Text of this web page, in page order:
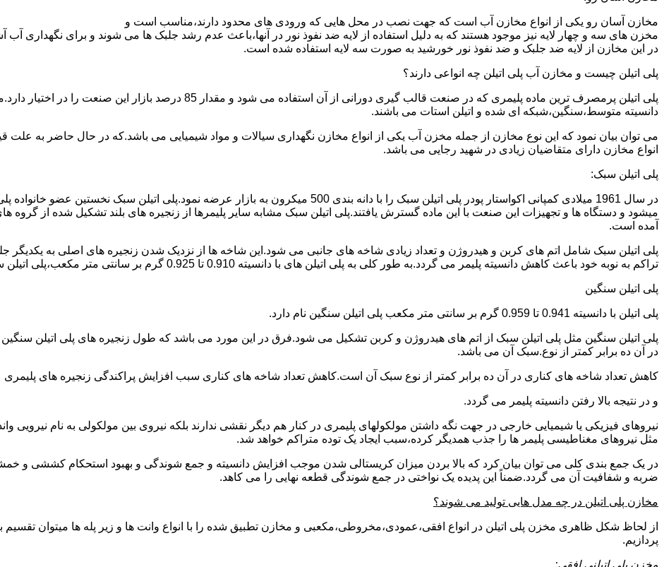
مخازن آسان رو یکی از انواع مخازن آب است که جهت نصب در محل هایی که ورودی های محدود دارند،مناسب است و
مخزن های سه و چهار لایه نیز موجود هستند که به دلیل استفاده از لایه ضد نفوذ نور در آنها،باعث عدم رشد جلبک ها می شوند و برای نگهداری
در این مخازن از لایه ضد جلبک و ضد نفوذ نور خورشید به صورت سه لایه استفاده شده است.
پلی اتیلن چیست و مخازن آب پلی اتیلن چه انواعی دارند؟
پلی اتیلن پرمصرف ترین ماده پلیمری که در صنعت قالب گیری دورانی از آن
دانسیته متوسط،سنگین،شبکه ای شده و اتیلن استات می باشند.
می توان بیان نمود که این نوع مخازن از جمله مخزن آب یکی از انواع مخازن نگهداری سیالات و مواد شیمیایی می باشد.که در حال حاضر به
انواع مخازن دارای متقاضیان زیادی در شهید رجایی می باشد.
پلی اتیلن سبک:
در سال 1961 میلادی کمپانی اکواستار پودر پلی اتیلن سبک را با دانه بندی 500 میکرون به بازار عرضه
میشود و دستگاه ها و تجهیزات این صنعت با این ماده گسترش یافتند.پلی اتیلن سبک مشابه سایر پلیمرها از زنجیره های بلند تشکیل شده از
آمده است.
پلی اتیلن سبک شامل اتم های کربن و هیدروژن و تعداد زیادی شاخه های جانبی می شود.این شاخه ها از نزدیک شدن زنجیره های اصلی به یکدیگر
تراکم به نوبه خود باعث کاهش دانسیته پلیمر می گردد.به طور کلی به پلی اتیلن های با دانسیته 0.910 تا 0.925 گرم بر سانتی متر مکعب،پلی اتیلن سبک میتوان گفت.
پلی اتیلن سنگین
پلی اتیلن با دانسیته 0.941 تا 0.959 گرم بر سانتی متر مکعب پلی اتیلن سنگین نام دارد.
در آن ده برابر کمتر از نوع.سبک آن می باشد.
کاهش تعداد شاخه های کناری در آن ده برابر کمتر از نوع سبک آن است.کاهش تعداد شاخه های کناری سبب افزایش پراکندگی زنجیره های پلیمری
و در نتیجه بالا رفتن دانسیته پلیمر می گردد.
نیروهای فیزیکی یا شیمیایی خارجی در جهت نگه داشتن مولکولهای پلیمری در کنار هم دیگر نقشی ندارند بلکه نیروی بین مولکولی به نام نیرویی
مثل نیروهای مغناطیسی پلیمر ها را جذب همدیگر کرده،سبب ایجاد یک توده متراکم خواهد شد.
در یک جمع بندی کلی می توان بیان کرد که بالا بردن میزان کریستالی شدن موجب افزایش دانسیته و جمع شوندگی و بهبود استحکام کششی و
ضربه و شفافیت آن می گردد.ضمناً این پدیده یک نواختی در جمع شوندگی قطعه نهایی را می کاهد.
مخازن پلی اتیلن در چه مدل هایی تولید می شوند؟
از لحاظ شکل ظاهری مخزن پلی اتیلن در انواع افقی،عمودی،مخروطی،مکعبی و مخازن تطبیق شده را با انواع وانت ها و زیر پله ها میتوان
پردازیم.
مخزن پلی اتیلنی افقی: